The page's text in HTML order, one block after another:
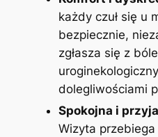
każdy czuł się u
bezpiecznie,
zgłasza się z
dolegliwościami
Spokojna i
Wizyta